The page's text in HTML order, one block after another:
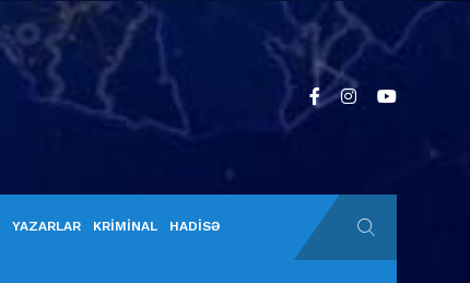
YAZARLAR KRİMİNAL HADİSƏ